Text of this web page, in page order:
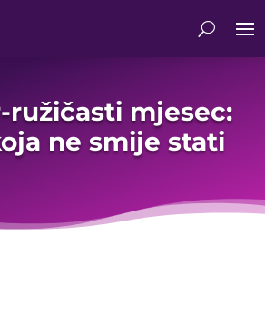
ružičasti mjesec:
ne smije stati